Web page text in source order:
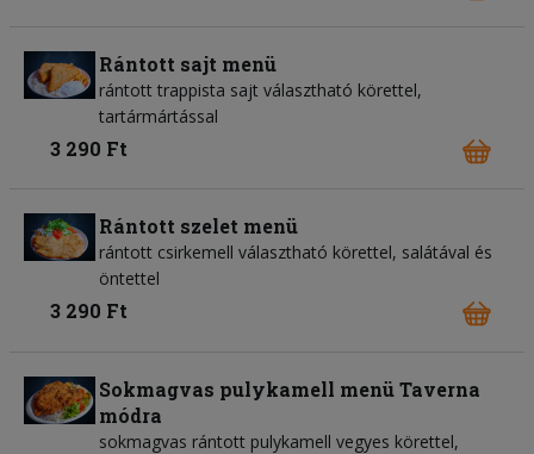
Rántott sajt menü
rántott trappista sajt választható körettel,
tartármártással
3 290 Ft
Rántott szelet menü
rántott csirkemell választható körettel, salátával és
öntettel
3 290 Ft
Sokmagvas pulykamell menü Taverna
módra
sokmagvas rántott pulykamell vegyes körettel,